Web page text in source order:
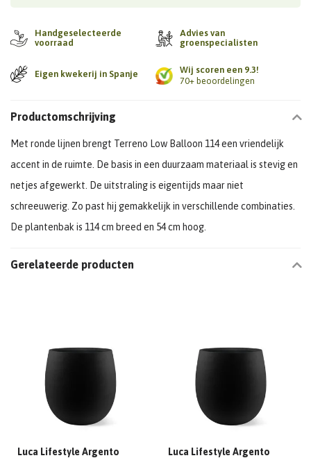
Handgeselecteerde
voorraad
Advies van
groenspecialisten
Eigen kwekerij in Spanje
Wij scoren een 9.3!
70+ beoordelingen
Productomschrijving
Met ronde lijnen brengt Terreno Low Balloon 114 een vriendelijk
accent in de ruimte. De basis in een duurzaam materiaal is stevig en
netjes afgewerkt. De uitstraling is eigentijds maar niet
schreeuwerig. Zo past hij gemakkelijk in verschillende combinaties.
De plantenbak is 114 cm breed en 54 cm hoog.
Gerelateerde producten
Luca Lifestyle Argento
Luca Lifestyle Argento